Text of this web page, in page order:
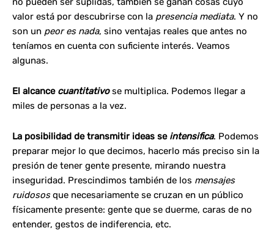
valor está por descubrirse con la presencia mediata. Y no
son un peor es nada, sino ventajas reales que antes no
teníamos en cuenta con suficiente interés. Veamos
algunas.
El alcance cuantitativo se multiplica. Podemos llegar a
miles de personas a la vez.
La posibilidad de transmitir ideas se intensifica. Podemos
preparar mejor lo que decimos, hacerlo más preciso sin la
presión de tener gente presente, mirando nuestra
inseguridad. Prescindimos también de los mensajes
ruidososque necesariamente se cruzan en un público
físicamente presente: gente que se duerme, caras de no
entender, gestos de indiferencia, etc.